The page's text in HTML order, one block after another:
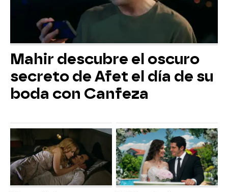
Mahir descubre el oscuro
secreto de Afet el día de su
boda con Canfeza